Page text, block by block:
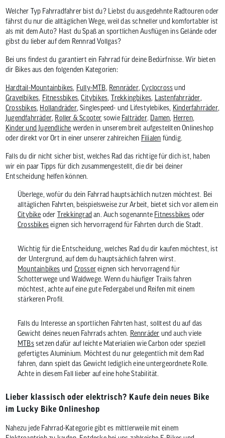
Welcher Typ Fahrradfahrer bist du? Liebst du ausgedehnte Radtouren oder
fährst du nur die alltäglichen Wege, weil das schneller und komfortabler ist
als mit dem Auto? Hast du Spaß an sportlichen Ausflügen ins Gelände oder
gibst du lieber auf dem Rennrad Vollgas?
Bei uns findest du garantiert ein Fahrrad für deine Bedürfnisse. Wir bieten
dir Bikes aus den folgenden Kategorien:
Hardtail-Mountainbikes Fully-MTB Rennräder,Cyclocrossund
Gravelbikes Fitnessbikes ,Citybikes Trekkingbikes Lastenfahrräder
Crossbikes Hollandräder, Singlespeed- und Lifestylebikes, Kinderfahrräder,
Jugendfahrräder Roller & Scooter sowie Falträder. Damen Herren,
Kinder und Jugendliche werden in unserem breit aufgestellten Onlineshop
oder direkt vor Ort in einer unserer zahlreichen Filialen fündig.
Falls du dir nicht sicher bist, welches Rad das richtige für dich ist, haben
wir ein paar Tipps für dich zusammengestellt, die dir bei deiner
Entscheidung helfen können.
Überlege, wofür du dein Fahrrad hauptsächlich nutzen möchtest. Bei
alltäglichen Fahrten, beispielsweise zur Arbeit, bietet sich vor allem ein
Citybike oder Trekkingrad an. Auch sogenannte Fitnessbikes oder
Crossbikeseignen sich hervorragend für Fahrten durch die Stadt.
Wichtig für die Entscheidung, welches Rad du dir kaufen möchtest, ist
der Untergrund, auf dem du hauptsächlich fahren wirst.
Mountainbikes und Crossereignen sich hervorragend für
Schotterwege und Waldwege. Wenn du häufiger Trails fahren
möchtest, achte auf eine gute Federgabel und Reifen mit einem
stärkeren Profil.
Falls du Interesse an sportlichen Fahrten hast, solltest du auf das
Gewicht deines neuen Fahrrads achten. Rennräder und auch viele
MTBssetzen dafür auf leichte Materialien wie Carbon oder speziell
gefertigtes Aluminium. Möchtest du nur gelegentlich mit dem Rad
fahren, dann spielt das Gewicht lediglich eine untergeordnete Rolle.
Achte in diesem Fall lieber auf eine hohe Stabilität.
Lieber klassisch oder elektrisch? Kaufe dein neues Bike
im Lucky Bike Onlineshop
Nahezu jede Fahrrad-Kategorie gibt es mittlerweile mit einem